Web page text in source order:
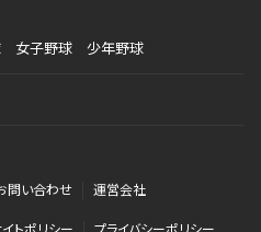
女子野球 少年野球
問い合わせ 運営会社
トポリシー プライバシーポリシー